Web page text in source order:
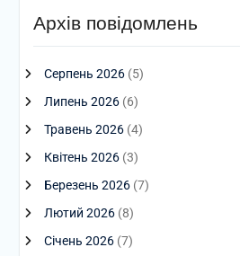
Архів повідомлень
Серпень 2026(5)
Липень 2026(6)
Травень 2026(4)
Квітень 2026(3)
Березень 2026(7)
Лютий 2026(8)
Січень 2026(7)